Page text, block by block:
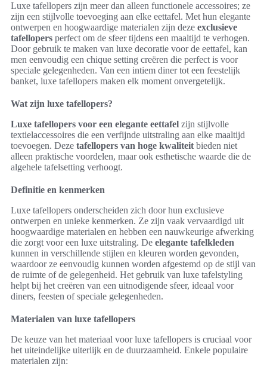
Luxe tafellopers zijn meer dan alleen functionele accessoires; ze
zijn een stijlvolle toevoeging aan elke eettafel. Met hun elegante
ontwerpen en hoogwaardige materialen zijn deze exclusieve
tafellopers perfect om de sfeer tijdens een maaltijd te verhogen.
Door gebruik te maken van luxe decoratie voor de eettafel, kan
men eenvoudig een chique setting creëren die perfect is voor
speciale gelegenheden. Van een intiem diner tot een feestelijk
banket, luxe tafellopers maken elk moment onvergetelijk.
Wat zijn luxe tafellopers?
Luxe tafellopers voor een elegante eettafel zijn stijlvolle
textielaccessoires die een verfijnde uitstraling aan elke maaltijd
toevoegen. Deze tafellopers van hoge kwaliteit bieden niet
alleen praktische voordelen, maar ook esthetische waarde die de
algehele tafelsetting verhoogt.
Definitie en kenmerken
Luxe tafellopers onderscheiden zich door hun exclusieve
ontwerpen en unieke kenmerken. Ze zijn vaak vervaardigd uit
hoogwaardige materialen en hebben een nauwkeurige afwerking
die zorgt voor een luxe uitstraling. De elegante tafelkleden
kunnen in verschillende stijlen en kleuren worden gevonden,
waardoor ze eenvoudig kunnen worden afgestemd op de stijl van
de ruimte of de gelegenheid. Het gebruik van luxe tafelstyling
helpt bij het creëren van een uitnodigende sfeer, ideaal voor
diners, feesten of speciale gelegenheden.
Materialen van luxe tafellopers
De keuze van het materiaal voor luxe tafellopers is cruciaal voor
het uiteindelijke uiterlijk en de duurzaamheid. Enkele populaire
materialen zijn: